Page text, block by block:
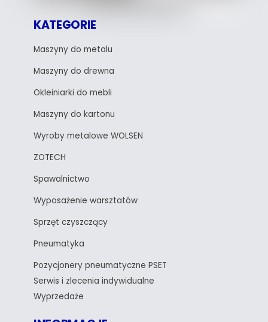
KATEGORIE
Maszyny do metalu
Maszyny do drewna
Okleiniarki do mebli
Maszyny do kartonu
Wyroby metalowe WOLSEN
ZOTECH
Spawalnictwo
Wyposażenie warsztatów
Sprzęt czyszczący
Pneumatyka
Pozycjonery pneumatyczne PSET
Serwis i zlecenia indywidualne
Wyprzedaże